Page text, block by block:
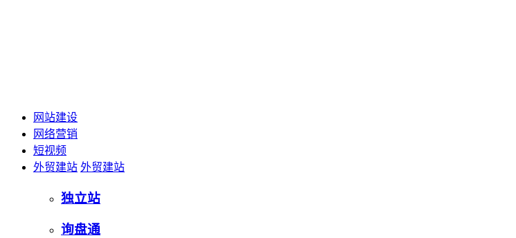
网站建设
网络营销
短视频
外贸建站 外贸建站
独立站
询盘通